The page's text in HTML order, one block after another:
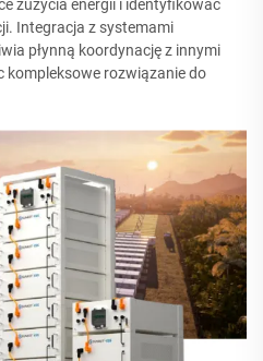
zużycia energii i identyfikować
Integracja z systemami
płynną koordynację z innymi
kompleksowe rozwiązanie do